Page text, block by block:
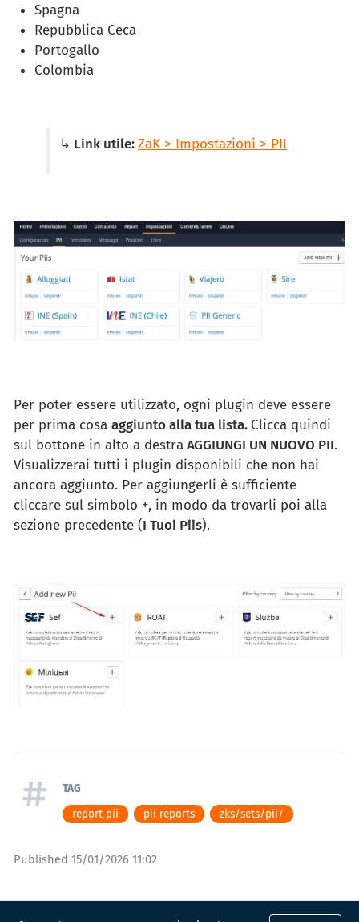
Spagna
Repubblica Ceca
Portogallo
Colombia
↳ Link utile:ZaK > Impostazioni > PII
Per poter essere utilizzato, ogni plugin deve essere
per prima cosa aggiunto alla tua lista. Clicca quindi
sul bottone in alto a destraAGGIUNGI UN NUOVO PII.
Visualizzerai tutti i plugin disponibili che non hai
ancora aggiunto. Per aggiungerli è sufficiente
cliccare sul simbolo +, in modo da trovarli poi alla
sezione precedente (I Tuoi Piis).
TAG
report pii
pii reports zks/sets/pii/
Published 15/01/2026 11:02